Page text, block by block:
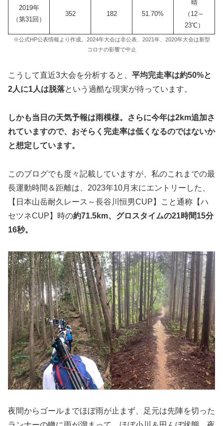
2019年
（第31回）
352 182 51.70%
晴
（12～
23℃）
※公式HP公表情報より作成。2024年大会は非公表、2021年、2020年大会は新型
コロナの影響で中止
こうして直近3大会を分析すると、 平均完走率は約50%と
2人に1人は脱落という過酷な現実が待っています。
しかも当日の天気予報は雨模様。さらに今年は2km追加さ
れていますので、おそらく完走率は低くなるのではないか
と想定しています。
このブログでも度々記載していますが、私のこれまでの最
長運動時間＆距離は、2023年10月末にエントリーした、
【日本山岳耐久レース～長谷川恒男CUP】こと通称【ハ
セツネCUP】時の約71.5km、グロスタイムの21時間15分
16秒。
夜間からゴールまでほぼ雨が止まず、足元は先陣を切った